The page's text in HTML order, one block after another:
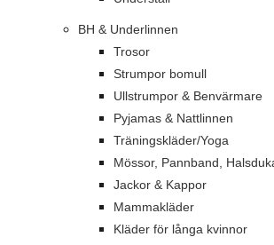
BH & Underlinnen
Trosor
Strumpor bomull
Ullstrumpor & Benvärmare
Pyjamas & Nattlinnen
Träningskläder/Yoga
Mössor, Pannband,
Jackor & Kappor
Mammakläder
Kläder för långa kvinnor